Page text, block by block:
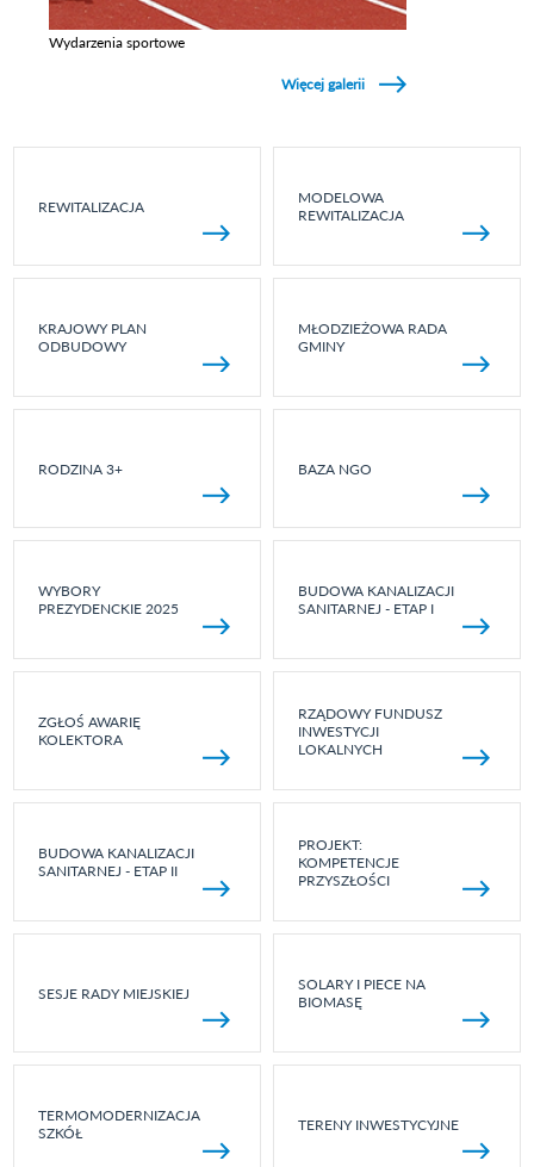
Wydarzenia sportowe
Więcej galerii
REWITALIZACJA
MODELOWA
REWITALIZACJA
KRAJOWY PLAN
ODBUDOWY
MŁODZIEŻOWA RADA
GMINY
RODZINA 3+ BAZA NGO
WYBORY
PREZYDENCKIE 2025
BUDOWA KANALIZACJI
SANITARNEJ - ETAP I
ZGŁOŚ AWARIĘ
KOLEKTORA
RZĄDOWY FUNDUSZ
INWESTYCJI
LOKALNYCH
BUDOWA KANALIZACJI
SANITARNEJ - ETAP II
PROJEKT:
KOMPETENCJE
PRZYSZŁOŚCI
SESJE RADY MIEJSKIEJ
SOLARY I PIECE NA
BIOMASĘ
TERMOMODERNIZACJA
SZKÓŁ
TERENY INWESTYCYJNE